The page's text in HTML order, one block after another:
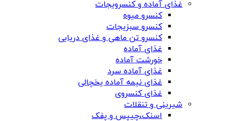
غذای آماده و کنسرویجات
کنسرو میوه
کنسرو سبزیجات
کنسرو تن ماهی و غذای دریایی
غذای آماده
خورشت آماده
غذای آماده سرد
غذای نیمه آماده یخچالی
غذای کنسروی
شیرینی و تنقلات
اسنک،چیپس و پفک